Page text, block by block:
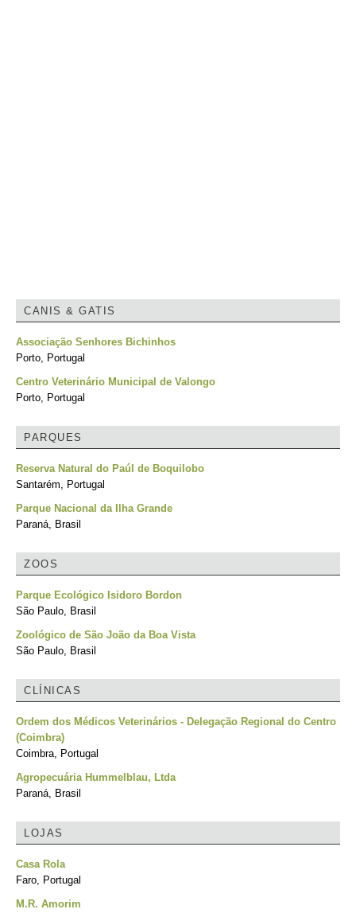
CANIS & GATIS
Associação Senhores Bichinhos
Porto, Portugal
Centro Veterinário Municipal de Valongo
Porto, Portugal
PARQUES
Reserva Natural do Paúl de Boquilobo
Santarém, Portugal
Parque Nacional da Ilha Grande
Paraná, Brasil
ZOOS
Parque Ecológico Isidoro Bordon
São Paulo, Brasil
Zoológico de São João da Boa Vista
São Paulo, Brasil
CLÍNICAS
Ordem dos Médicos Veterinários - Delegação Regional do Centro
(Coimbra)
Coimbra, Portugal
Agropecuária Hummelblau, Ltda
Paraná, Brasil
LOJAS
Casa Rola
Faro, Portugal
M.R. Amorim